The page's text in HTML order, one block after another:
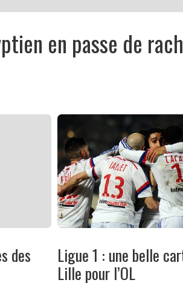
en passe de
des Ligue 1 : une belle
Lille pour l’OL